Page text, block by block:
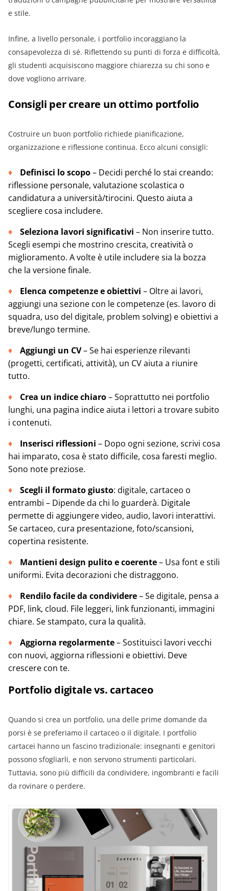
e stile.
Infine, a livello personale, i portfolio incoraggiano la
consapevolezza di sé. Riflettendo su punti di forza e difficoltà,
gli studenti acquisiscono maggiore chiarezza su chi sono e
dove vogliono arrivare.
Consigli per creare un ottimo portfolio
Costruire un buon portfolio richiede pianificazione,
organizzazione e riflessione continua. Ecco alcuni consigli:
Definisci lo scopo– Decidi perché lo stai creando:
riflessione personale, valutazione scolastica o
candidatura a università/tirocini. Questo aiuta a
scegliere cosa includere.
Seleziona lavori significativi – Non inserire tutto.
Scegli esempi che mostrino crescita, creatività o
miglioramento. A volte è utile includere sia la bozza
che la versione finale.
Elenca competenze e obiettivi – Oltre ai lavori,
aggiungi una sezione con le competenze (es. lavoro di
squadra, uso del digitale, problem solving) e obiettivi a
breve/lungo termine.
Aggiungi un CV– Se hai esperienze rilevanti
(progetti, certificati, attività), un CV aiuta a riunire
tutto.
Crea un indice chiaro– Soprattutto nei portfolio
lunghi, una pagina indice aiuta i lettori a trovare subito
i contenuti.
Inserisci riflessioni – Dopo ogni sezione, scrivi cosa
hai imparato, cosa è stato difficile, cosa faresti meglio.
Sono note preziose.
Scegli il formato giusto: digitale, cartaceo o
entrambi – Dipende da chi lo guarderà. Digitale
permette di aggiungere video, audio, lavori interattivi.
Se cartaceo, cura presentazione, foto/scansioni,
copertina resistente.
Mantieni design pulito e coerente– Usa font e stili
uniformi. Evita decorazioni che distraggono.
Rendilo facile da condividere– Se digitale, pensa a
PDF, link, cloud. File leggeri, link funzionanti, immagini
chiare. Se stampato, cura la qualità.
Aggiorna regolarmente– Sostituisci lavori vecchi
con nuovi, aggiorna riflessioni e obiettivi. Deve
crescere con te.
Portfolio digitale vs. cartaceo
Quando si crea un portfolio, una delle prime domande da
porsi è se preferiamo il cartaceo o il digitale. I portfolio
cartacei hanno un fascino tradizionale: insegnanti e genitori
possono sfogliarli, e non servono strumenti particolari.
Tuttavia, sono più difficili da condividere, ingombranti e facili
da rovinare o perdere.